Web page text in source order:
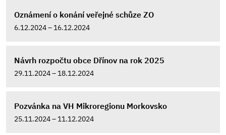
Oznámení o konání veřejné schůze ZO
6.12.2024 – 16.12.2024
Návrh rozpočtu obce Dřínov na rok 2025
29.11.2024 – 18.12.2024
Pozvánka na VH Mikroregionu Morkovsko
25.11.2024 – 11.12.2024